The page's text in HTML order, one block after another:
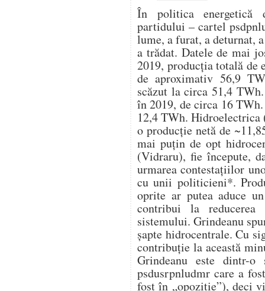
În politica
partidului – cartel
lume, a furat, a deturnat,
a trădat. Datele de mai
2019, producția totală de
de aproximativ 56,9
scăzut la circa 51,4
în 2019, de circa 16
12,4 TWh.
o producție netă de
mai puțin de opt
(Vidraru), fie începute,
urmarea contestațiilor
cu unii politicieni*.
oprite ar putea aduce
contribui la
sistemului. Grindeanu
șapte hidrocentrale. Cu
contribuție la această
Grindeanu este dintr-
psdusrpnludmr care a
fost în „opoziție”), deci